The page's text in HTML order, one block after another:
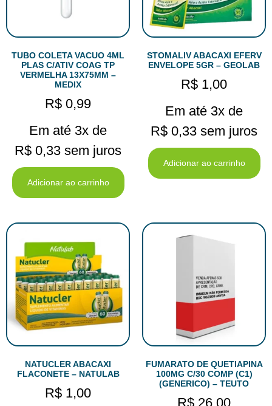
TUBO COLETA VACUO 4ML
PLAS C/ATIV COAG TP
VERMELHA 13X75MM –
MEDIX
R$ 0,99
Em até 3x de
R$ 0,33 sem juros
Adicionar ao carrinho
STOMALIV ABACAXI EFERV
ENVELOPE 5GR – GEOLAB
R$ 1,00
Em até 3x de
R$ 0,33 sem juros
Adicionar ao carrinho
NATUCLER ABACAXI
FLACONETE – NATULAB
R$ 1,00
FUMARATO DE QUETIAPINA
100MG C/30 COMP (C1)
(GENERICO) – TEUTO
R$ 26,00